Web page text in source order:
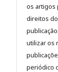
os artigos
direitos
utilizar os
periódico